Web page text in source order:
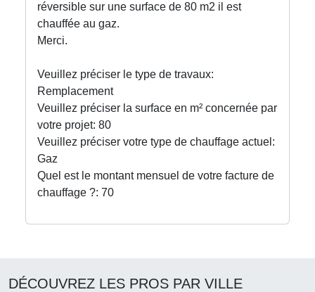
réversible sur une surface de 80 m2 il est
chauffée au gaz.
Merci.
Veuillez préciser le type de travaux:
Remplacement
Veuillez préciser la surface en m² concernée par
votre projet: 80
Veuillez préciser votre type de chauffage actuel:
Gaz
Quel est le montant mensuel de votre facture de
chauffage ?: 70
DÉCOUVREZ LES PROS PAR VILLE